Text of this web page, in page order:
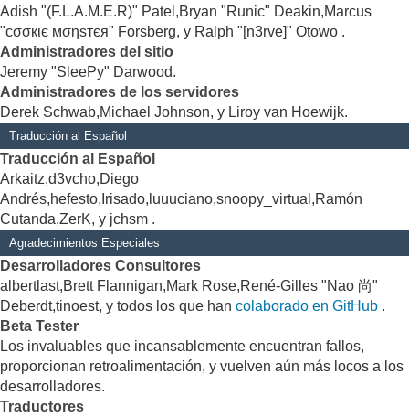
Adish "(F.L.A.M.E.R)" Patel,Bryan "Runic" Deakin,Marcus
"cσσкιє мσηѕтєя" Forsberg, y Ralph "[n3rve]" Otowo .
Administradores del sitio
Jeremy "SleePy" Darwood.
Administradores de los servidores
Derek Schwab,Michael Johnson, y Liroy van Hoewijk.
Traducción al Español
Traducción al Español
Arkaitz,d3vcho,Diego
Andrés,hefesto,Irisado,luuuciano,snoopy_virtual,Ramón
Cutanda,ZerK, y jchsm .
Agradecimientos Especiales
Desarrolladores Consultores
albertlast,Brett Flannigan,Mark Rose,René-Gilles "Nao 尚"
Deberdt,tinoest, y todos los que han colaborado en GitHub .
Beta Tester
Los invaluables que incansablemente encuentran fallos,
proporcionan retroalimentación, y vuelven aún más locos a los
desarrolladores.
Traductores